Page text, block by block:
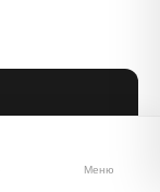
ВЫПОЛНЕНО
Меню